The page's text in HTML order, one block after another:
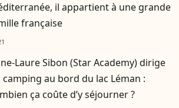
il appartient à une grande
française
Laure Sibon (Star Academy) dirige
camping au bord du lac Léman :
ça coûte d’y séjourner ?